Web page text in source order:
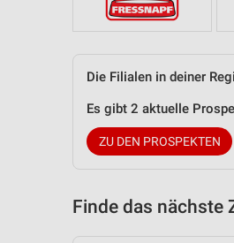
Die Filialen in deiner
Es gibt 2 aktuelle
ZU DEN PROSPEKTEN
Finde das nächste